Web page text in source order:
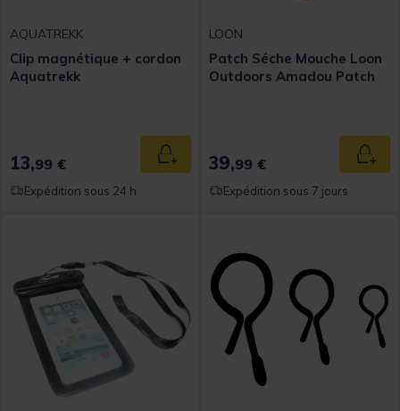
AQUATREKK
Clip magnétique + cordon
Aquatrekk
13,99 € Ajouter au panier
Expédition sous 24 h
LOON
Patch Séche Mouche Loon
Outdoors Amadou Patch
39,99 €
Expédition sous 7 jours